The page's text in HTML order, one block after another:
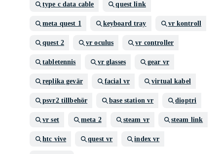
type c data cable quest link
meta quest 1 keyboard tray vr kontroll
quest 2 vr oculus vr controller
tabletennis vr glasses gear vr
replika gevär facial vr virtual kabel
psvr2 tillbehör base station vr dioptri
vr set meta 2 steam vr steam link
htc vive quest vr index vr